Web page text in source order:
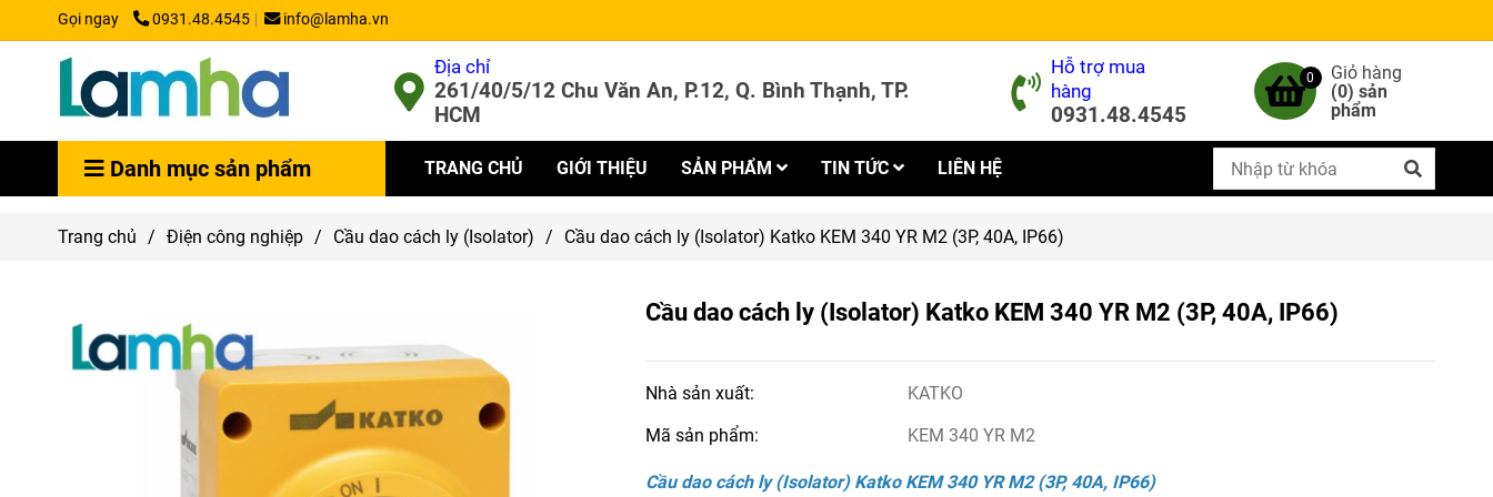
Gọi ngay 0931.48.4545 info@lamha.vn
Địa chỉ
261/40/5/12 Chu Văn An, P.12, Q. Bình Thạnh, TP.
HCM
Hỗ trợ mua
hàng
0931.48.4545
0
Giỏ hàng
(0) sản
phẩm
Danh mục sản phẩm TRANG CHỦ GIỚI THIỆU SẢN PHẨM TIN TỨC LIÊN HỆ
Trang chủ / Điện công nghiệp / Cầu dao cách ly (Isolator) / Cầu dao cách ly (Isolator) Katko KEM 340 YR M2 (3P, 40A, IP66)
Cầu dao cách ly (Isolator) Katko KEM 340 YR M2 (3P, 40A, IP66)
Nhà sản xuất:
KATKO
Mã sản phẩm:
KEM 340 YR M2
Cầu dao cách ly (Isolator) Katko KEM 340 YR M2 (3P, 40A, IP66)